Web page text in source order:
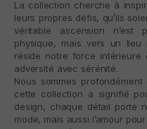
La collection cherche à
leurs propres défis, qu’ils
véritable ascension n’est
physique, mais vers un
réside notre force
adversité avec sérénité.
Nous sommes
cette collection a signifié
design, chaque détail porte
mode, mais aussi l’amour